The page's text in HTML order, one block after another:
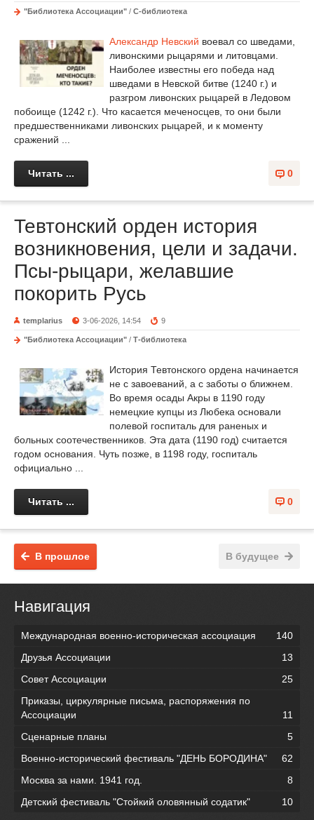
"Библиотека Ассоциации" / С-библиотека
Александр Невский воевал со шведами,
ливонскими рыцарями и литовцами.
Наиболее известны его победа над
шведами в Невской битве (1240 г.) и
разгром ливонских рыцарей в Ледовом
побоище (1242 г.). Что касается меченосцев, то они были
предшественниками ливонских рыцарей, и к моменту
сражений ...
0
Читать ...
Тевтонский орден история
возникновения, цели и задачи.
Псы-рыцари, желавшие
покорить Русь
templarius 3-06-2026, 14:54 9
"Библиотека Ассоциации" / Т-библиотека
История Тевтонского ордена начинается
не с завоеваний, а с заботы о ближнем.
Во время осады Акры в 1190 году
немецкие купцы из Любека основали
полевой госпиталь для раненых и
больных соотечественников. Эта дата (1190 год) считается
годом основания. Чуть позже, в 1198 году, госпиталь
официально ...
0
Читать ...
В будущее
В прошлое
Навигация
Международная военно-историческая ассоциация
140
Друзья Ассоциации
13
Совет Ассоциации
25
Приказы, циркулярные письма, распоряжения по
Ассоциации
11
Сценарные планы
5
Военно-исторический фестиваль "ДЕНЬ БОРОДИНА"
62
Москва за нами. 1941 год.
8
Детский фестиваль "Стойкий оловянный содатик"
10